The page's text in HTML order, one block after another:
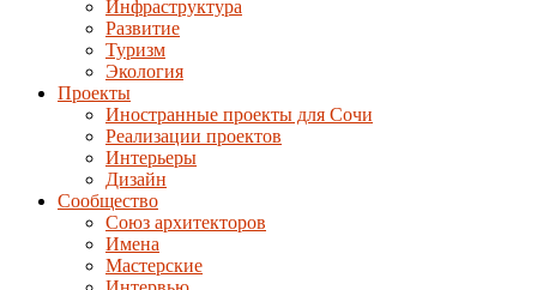
Инфраструктура
Развитие
Туризм
Экология
Проекты
Иностранные проекты для Сочи
Реализации проектов
Интерьеры
Дизайн
Сообщество
Союз архитекторов
Имена
Мастерские